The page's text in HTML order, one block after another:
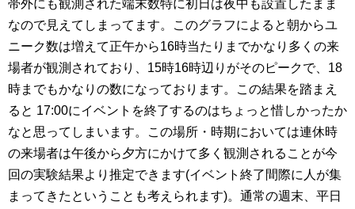
帯外にも観測された端末数特に初日は夜中も設置したまま
なので見えてしまってます。このグラフによると朝からユ
ニーク数は増えて正午から16時当たりまでかなり多くの来
場者が観測されており、15時16時辺りがそのピークで、18
時までもかなりの数になっております。この結果を踏まえ
ると 17:00にイベントを終了するのはちょっと惜しかったか
なと思ってしまいます。この場所・時期においては連休時
の来場者は午後から夕方にかけて多く観測されることが今
回の実験結果より推定できます(イベント終了間際に人が集
まってきたということも考えられます)。通常の週末、平日